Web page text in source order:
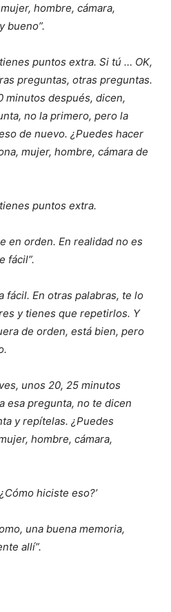
hombre, cámara,
bueno”.
puntos extra. Si tú … OK,
preguntas, otras preguntas.
minutos después, dicen,
no la primero, pero la
de nuevo. ¿Puedes hacer
mujer, hombre, cámara de
puntos extra.
en orden. En realidad no es
fácil”.
fácil. En otras palabras, te lo
y tienes que repetirlos. Y
de orden, está bien, pero
unos 20, 25 minutos
esa pregunta, no te dicen
y repítelas. ¿Puedes
hombre, cámara,
hiciste eso?’
una buena memoria,
allí”.